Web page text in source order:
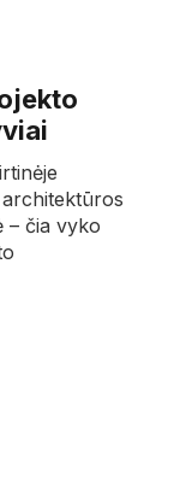
architektūros
– čia vyko